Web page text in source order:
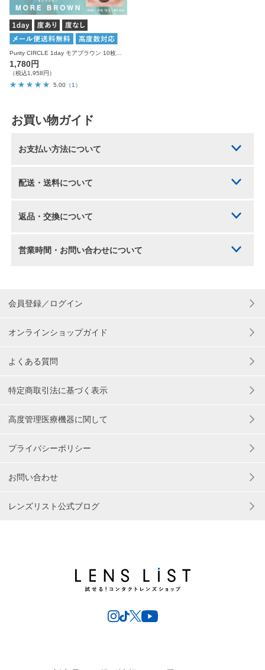
Purity CIRCLE 1day モアブラウン 10枚入り ピュアリティ カラコン
1,780円
（税込1,958円）
5.00 （1）
お買い物ガイド
お支払い方法について
配送・送料について
返品・交換について
営業時間・お問い合わせについて
会員登録／ログイン
オンラインショップガイド
よくある質問
特定商取引法に基づく表示
高度管理医療機器に関して
プライバシーポリシー
お問い合わせ
レンズリスト公式ブログ